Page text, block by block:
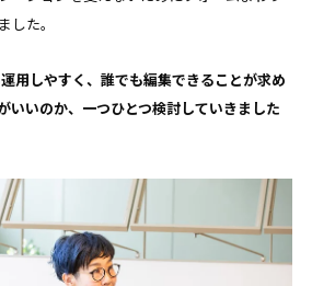
した。
用しやすく、誰でも編集できることが求め
いいのか、一つひとつ検討していきました